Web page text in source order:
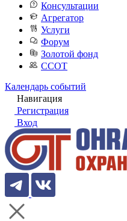
Консультации
Агрегатор
Услуги
Форум
Золотой фонд
ССОТ
Календарь событий
Навигация
Регистрация
Вход